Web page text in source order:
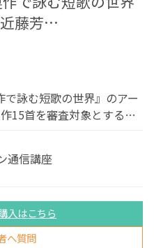
藤芳…
詠む短歌の世界』のアー
15首を審査対象とする…
通信講座
入はこちら
へ質問